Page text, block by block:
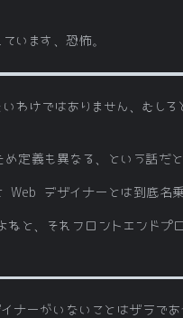
います、恐怖。
けではありません、むしろ
定義も異なる、という話だと
デザイナーとは到底名
と、それフロントエンドプ
ーがいないことはザラであ